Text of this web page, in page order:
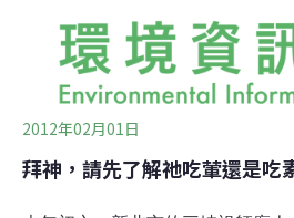
廖正仁也以「創意金豬」取代舊有
豬」的民眾，存入象徵吉祥、幸運
2012年02月01日
拜神，請先了解祂吃葷還是吃